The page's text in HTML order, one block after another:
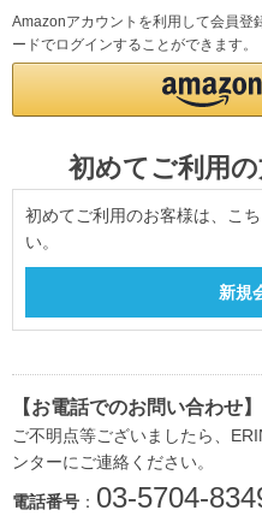
Amazonアカウントを利用して会員登
ードでログインすることができます。
初めてご利用
初めてご利用のお客様は、こ
い。
【お電話でのお問い合わせ】
ご不明点等ございましたら、
ンターにご連絡ください。
電話番号 ： 03-5704-